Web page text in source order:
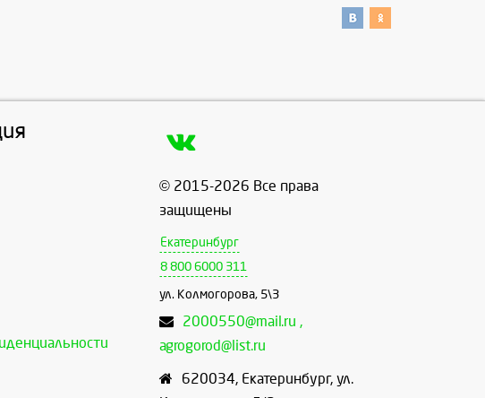
© 2015-2026 Все права
защищены
Екатеринбург
8 800 6000 311
ул. Колмогорова, 5\3
2000550@mail.ru ,
agrogorod@list.ru
620034, Екатеринбург, ул.